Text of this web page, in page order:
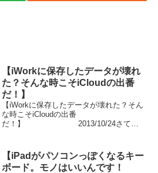
【iWorkに保存したデータが壊れ
た？そんな時こそiCloudの出番
だ！】
【iWorkに保存したデータが壊れた？そん
な時こそiCloudの出番
だ！】 2013/10/24さて、
ビシバシ使う前に、ちょっと面倒が起き
ています。い...
【iPadがパソコンっぽくなるキー
ボード。モノはいいんです！